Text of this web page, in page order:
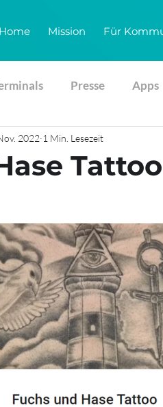
Home Mission Für
Presse Apps
Tattoo
2022 1 Min. Lesezeit